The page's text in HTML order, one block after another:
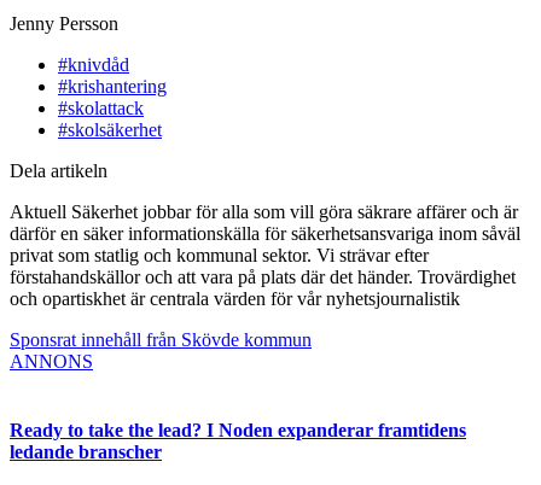
Jenny Persson
#knivdåd
#krishantering
#skolattack
#skolsäkerhet
Dela artikeln
Aktuell Säkerhet jobbar för alla som vill göra säkrare affärer och är
därför en säker informationskälla för säkerhetsansvariga inom såväl
privat som statlig och kommunal sektor. Vi strävar efter
förstahandskällor och att vara på plats där det händer. Trovärdighet
och opartiskhet är centrala värden för vår nyhetsjournalistik
Sponsrat innehåll från Skövde kommun
ANNONS
Ready to take the lead? I Noden expanderar framtidens
ledande branscher